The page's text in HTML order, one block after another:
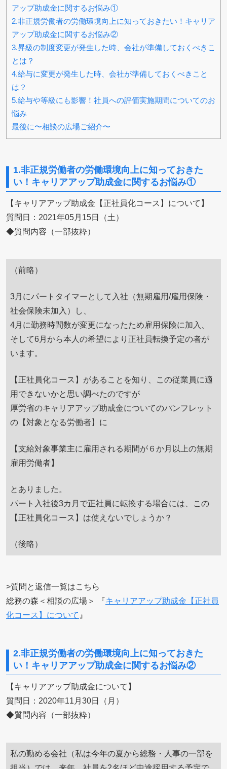
アップ助成金に関するお悩み①
2.非正規労働者の労働環境向上に知っておきたい！キャリア
アップ助成金に関するお悩み②
3.昇級の制度変更が発生した時、会社が準備しておくべきこ
とは？
4.給与に変更が発生した時、会社が準備しておくべきこと
は？
5.給与や等級にも影響！社員への評価実施期間についてのお
悩み
最後に〜相談の広場ご紹介〜
1.非正規労働者の労働環境向上に知っておきた
い！キャリアアップ助成金に関するお悩み①
【キャリアアップ助成金【正社員化コース】について】
質問日：2021年05月15日（土）
◆質問内容（一部抜粋）
（前略）
3月にパートタイマーとして入社（無期雇用/雇用保険・
社会保険未加入）し、
4月に勤務時間数が変更になったため雇用保険に加入、
そして6月から本人の希望により正社員転換予定の者が
います。
【正社員化コース】があることを知り、この従業員に適
用できないかと思い調べたのですが
厚労省のキャリアアップ助成金についてのパンフレット
の【対象となる労働者】に
【支給対象事業主に雇用される期間が６か月以上の無期
雇用労働者】
とありました。
パート入社後3カ月で正社員に転換する場合には、この
【正社員化コース】は使えないでしょうか？
（後略）
>質問と返信一覧はこちら
総務の森＜相談の広場＞ 『キャリアアップ助成金【正社員
化コース】について 』
2.非正規労働者の労働環境向上に知っておきた
い！キャリアアップ助成金に関するお悩み②
【キャリアアップ助成金について】
質問日：2020年11月30日（月）
◆質問内容（一部抜粋）
私の勤める会社（私は今年の夏から総務・人事の一部を